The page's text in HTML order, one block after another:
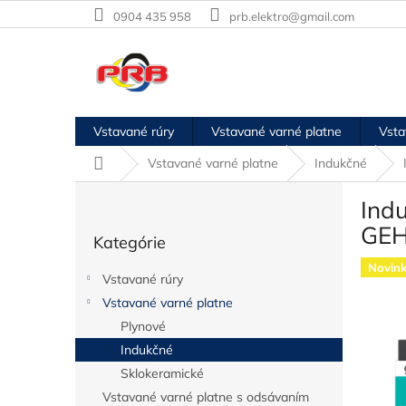
na
0904 435 958 prb.elektro@gmail.com
Vstavané rúry Vstavané varné platne
DomovVstavané varné platne Indukčné
kategórie
Kategórie
Vstavané rúry
Vstavané varné platne
Plynové
Indukčné
Sklokeramické
Vstavané varné platne s odsávaním